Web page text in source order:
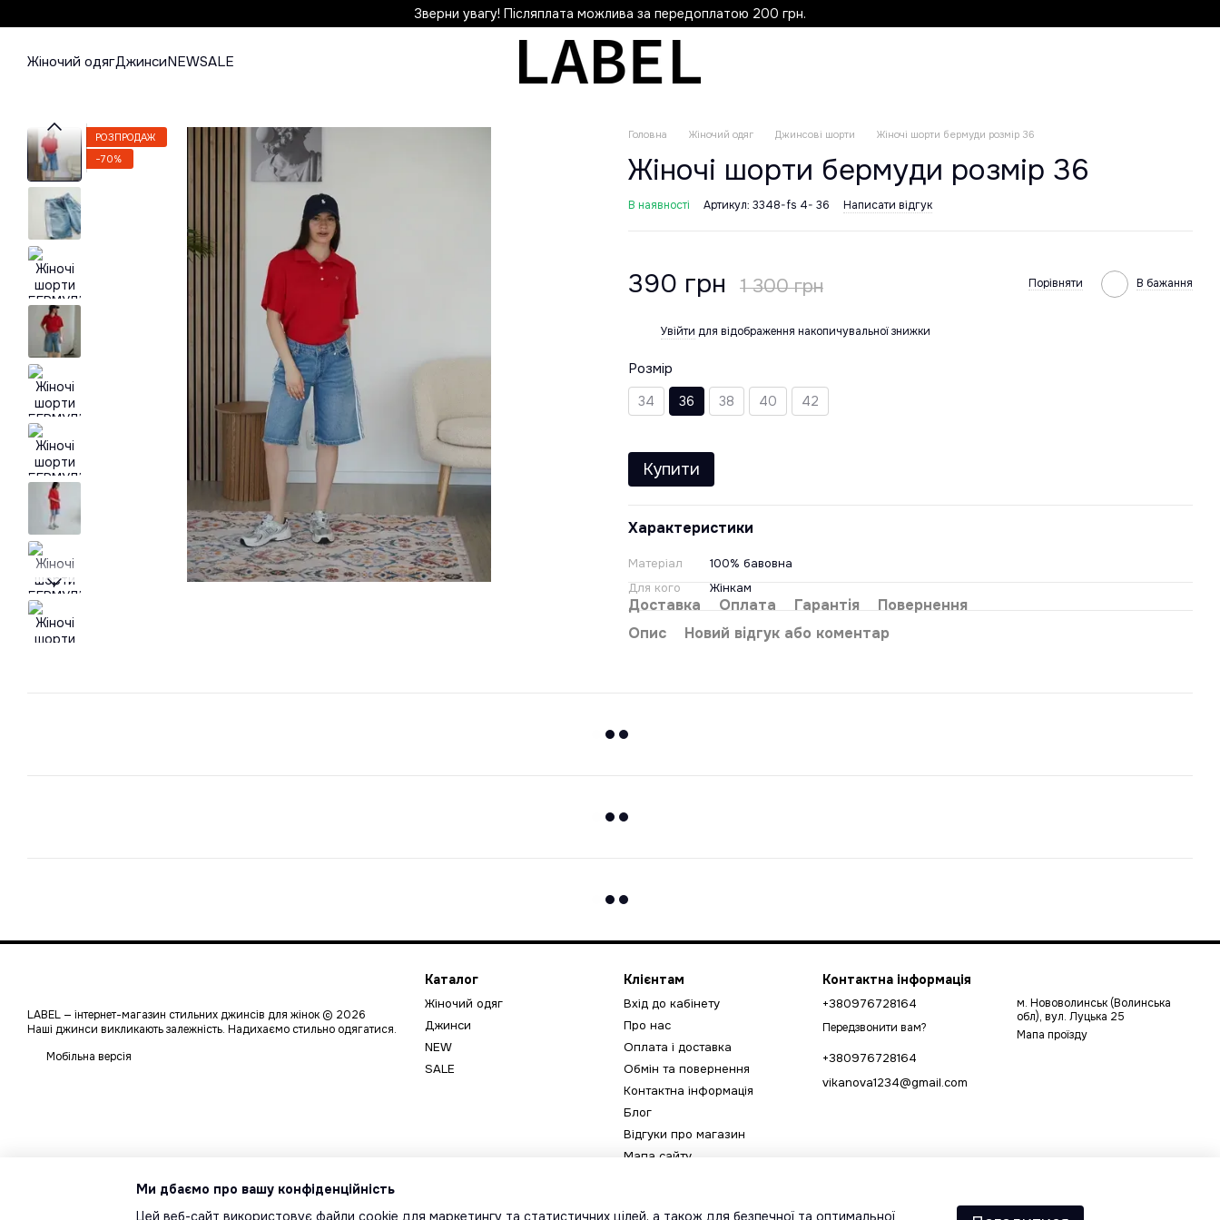
Зверни увагу! Післяплата можлива за передоплатою 200 грн.
Жіночий одягДжинсиNEWSALE
РОЗПРОДАЖ
−70%
Головна Жіночий одяг Джинсові шорти Жіночі шорти бермуди розмір 36
Жіночі шорти бермуди розмір 36
В наявності Артикул: 3348-fs 4- 36 Написати відгук
390 грн 1 300 грн Порівняти В бажання
Увійти для відображення накопичувальної знижки
Розмір
34 36 38 40 42
Купити
Характеристики
Матеріал
100% бавовна
Для кого
Жінкам
Доставка Оплата Гарантія
Повернення
Опис
Новий відгук або коментар
LABEL — інтернет-магазин стильних джинсів для жінок © 2026
Наші джинси викликають залежність. Надихаємо стильно одягатися.
Мобільна версія
Каталог
Жіночий одяг
Джинси
NEW
SALE
Клієнтам
Вхід до кабінету
Про нас
Оплата і доставка
Обмін та повернення
Контактна інформація
Блог
Відгуки про магазин
Мапа сайту
Контактна інформація
+380976728164
Передзвонити вам?
+380976728164
vikanova1234@gmail.com
м. Нововолинськ (Волинська
обл), вул. Луцька 25
Мапа проїзду
Ми дбаємо про вашу конфіденційність
Цей веб-сайт використовує файли cookie для маркетингу та статистичних цілей, а також для безпечної та оптимальної